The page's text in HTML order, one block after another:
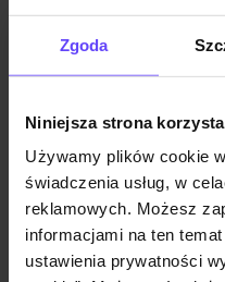
Zgoda
Niniejsza strona
Używamy plików cookie
świadczenia usług, w
reklamowych. Możesz
informacjami na ten
ustawienia prywatności
Długi szałwiowy płaszcz
4.9 (452)